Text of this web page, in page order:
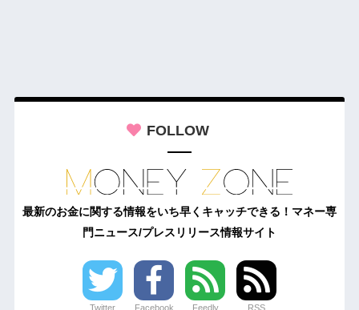
FOLLOW
最新のお金に関する情報をいち早くキャッチできる！マネー専
門ニュース/プレスリリース情報サイト
Twitter Facebook Feedly RSS